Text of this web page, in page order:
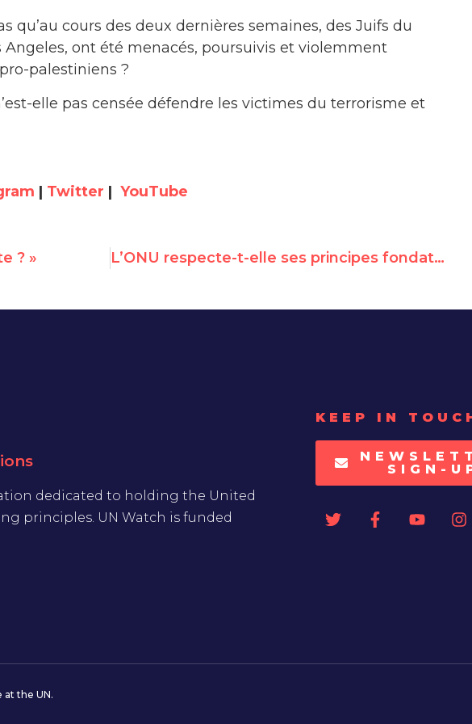
qu’au cours des deux dernières semaines, des Juifs du
Angeles, ont été menacés, poursuivis et violemment
palestiniens ?
elle pas censée défendre les victimes du terrorisme et
| Twitter | YouTube
? » L’ONU respecte-t-elle ses principes fondateurs? A vérifier…
dedicated to holding the United
principles. UN Watch is funded
KEEP IN
SIGN-
at the UN.